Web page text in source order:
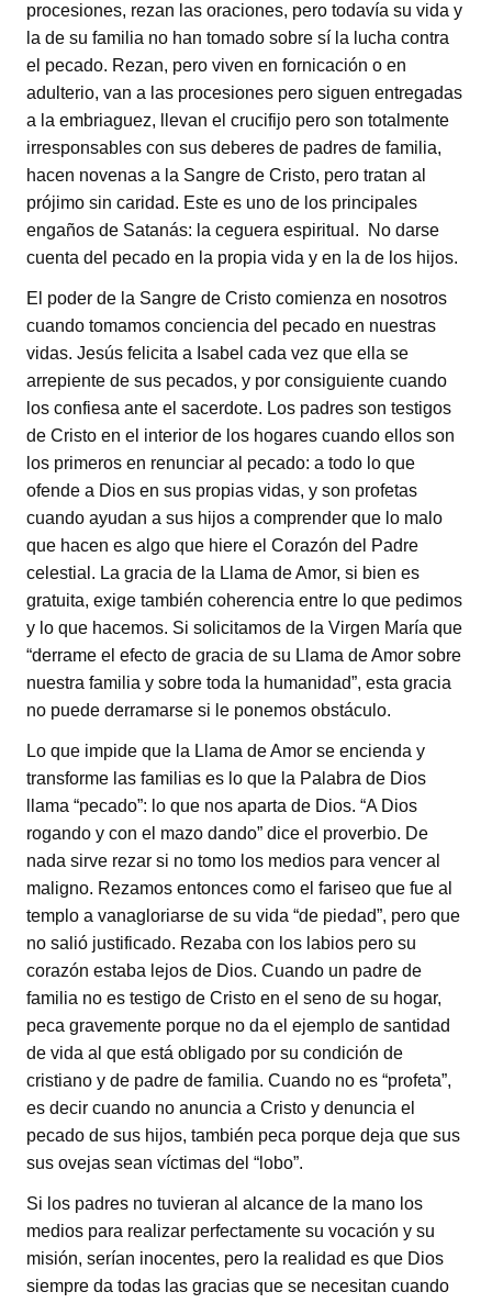
procesiones, rezan las oraciones, pero todavía su vida y
la de su familia no han tomado sobre sí la lucha contra
el pecado. Rezan, pero viven en fornicación o en
adulterio, van a las procesiones pero siguen entregadas
a la embriaguez, llevan el crucifijo pero son totalmente
irresponsables con sus deberes de padres de familia,
hacen novenas a la Sangre de Cristo, pero tratan al
prójimo sin caridad. Este es uno de los principales
engaños de Satanás: la ceguera espiritual. No darse
cuenta del pecado en la propia vida y en la de los hijos.
El poder de la Sangre de Cristo comienza en nosotros
cuando tomamos conciencia del pecado en nuestras
vidas. Jesús felicita a Isabel cada vez que ella se
arrepiente de sus pecados, y por consiguiente cuando
los confiesa ante el sacerdote. Los padres son testigos
de Cristo en el interior de los hogares cuando ellos son
los primeros en renunciar al pecado: a todo lo que
ofende a Dios en sus propias vidas, y son profetas
cuando ayudan a sus hijos a comprender que lo malo
que hacen es algo que hiere el Corazón del Padre
celestial. La gracia de la Llama de Amor, si bien es
gratuita, exige también coherencia entre lo que pedimos
y lo que hacemos. Si solicitamos de la Virgen María que
“derrame el efecto de gracia de su Llama de Amor sobre
nuestra familia y sobre toda la humanidad”, esta gracia
no puede derramarse si le ponemos obstáculo.
Lo que impide que la Llama de Amor se encienda y
transforme las familias es lo que la Palabra de Dios
llama “pecado”: lo que nos aparta de Dios. “A Dios
rogando y con el mazo dando” dice el proverbio. De
nada sirve rezar si no tomo los medios para vencer al
maligno. Rezamos entonces como el fariseo que fue al
templo a vanagloriarse de su vida “de piedad”, pero que
no salió justificado. Rezaba con los labios pero su
corazón estaba lejos de Dios. Cuando un padre de
familia no es testigo de Cristo en el seno de su hogar,
peca gravemente porque no da el ejemplo de santidad
de vida al que está obligado por su condición de
cristiano y de padre de familia. Cuando no es “profeta”,
es decir cuando no anuncia a Cristo y denuncia el
pecado de sus hijos, también peca porque deja que sus
sus ovejas sean víctimas del “lobo”.
Si los padres no tuvieran al alcance de la mano los
medios para realizar perfectamente su vocación y su
misión, serían inocentes, pero la realidad es que Dios
siempre da todas las gracias que se necesitan cuando